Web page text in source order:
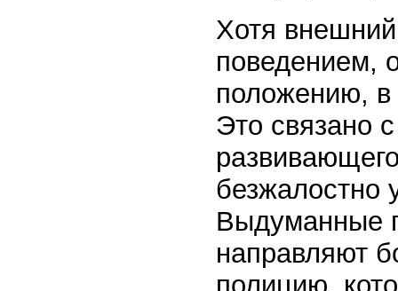
Хотя
поведением,
положению, в
Это связано
безжалостно
Выдуманные
направляют